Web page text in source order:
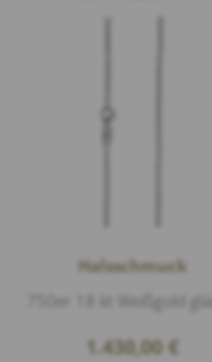
Halsschmuck
1.430,00 €